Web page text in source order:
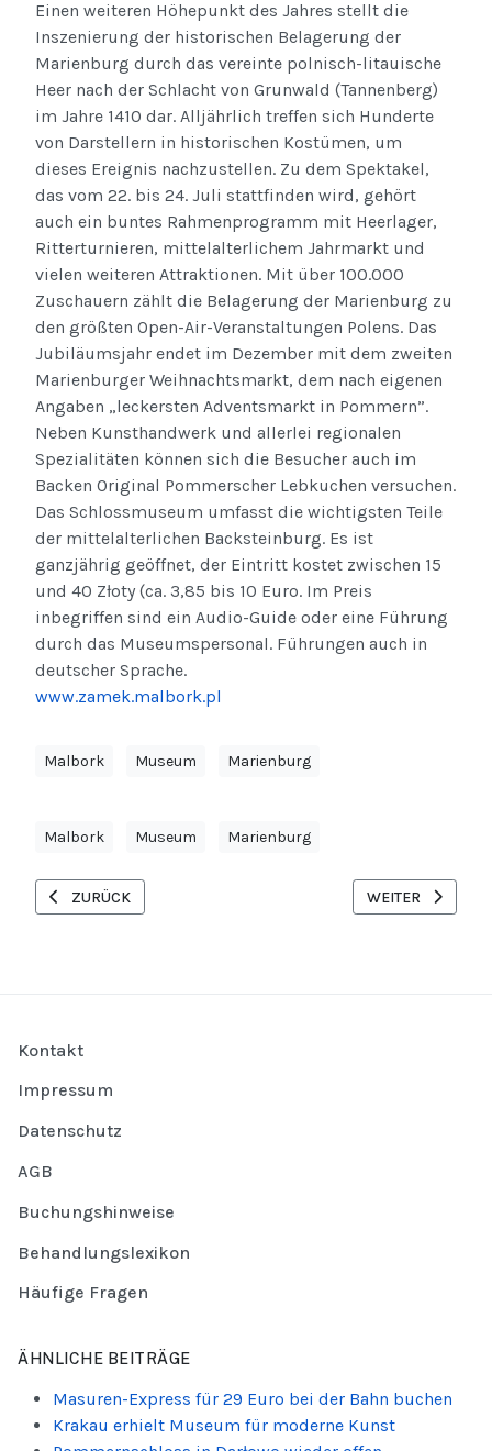
Einen weiteren Höhepunkt des Jahres stellt die
Inszenierung der historischen Belagerung der
Marienburg durch das vereinte polnisch-litauische
Heer nach der Schlacht von Grunwald (Tannenberg)
im Jahre 1410 dar. Alljährlich treffen sich Hunderte
von Darstellern in historischen Kostümen, um
dieses Ereignis nachzustellen. Zu dem Spektakel,
das vom 22. bis 24. Juli stattfinden wird, gehört
auch ein buntes Rahmenprogramm mit Heerlager,
Ritterturnieren, mittelalterlichem Jahrmarkt und
vielen weiteren Attraktionen. Mit über 100.000
Zuschauern zählt die Belagerung der Marienburg zu
den größten Open-Air-Veranstaltungen Polens. Das
Jubiläumsjahr endet im Dezember mit dem zweiten
Marienburger Weihnachtsmarkt, dem nach eigenen
Angaben „leckersten Adventsmarkt in Pommern”.
Neben Kunsthandwerk und allerlei regionalen
Spezialitäten können sich die Besucher auch im
Backen Original Pommerscher Lebkuchen versuchen.
Das Schlossmuseum umfasst die wichtigsten Teile
der mittelalterlichen Backsteinburg. Es ist
ganzjährig geöffnet, der Eintritt kostet zwischen 15
und 40 Złoty (ca. 3,85 bis 10 Euro. Im Preis
inbegriffen sind ein Audio-Guide oder eine Führung
durch das Museumspersonal. Führungen auch in
deutscher Sprache.
www.zamek.malbork.pl
Malbork Museum Marienburg
Malbork Museum Marienburg
VORHERIGER BEITRAG: POLEN PARTNERLAND DER ITB /
ZURÜCK NÄCHSTER
WEITER
Kontakt
Impressum
Datenschutz
AGB
Buchungshinweise
Behandlungslexikon
Häufige Fragen
ÄHNLICHE BEITRÄGE
Masuren-Express für 29 Euro bei der Bahn buchen
Krakau erhielt Museum für moderne Kunst